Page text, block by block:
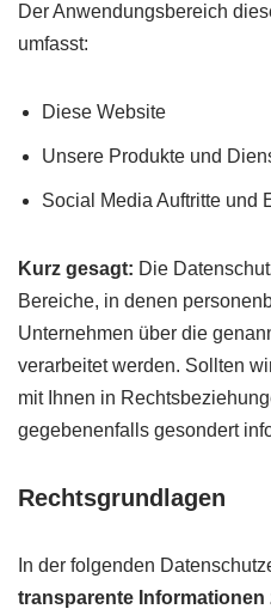
Der Anwendungsbereich
umfasst:
Diese Website
Unsere Produkte und
Social Media Auftritte und
Kurz gesagt: Die
Bereiche, in denen
Unternehmen über die
verarbeitet werden. Sollten
mit Ihnen in
gegebenenfalls gesondert
Rechtsgrundlagen
In der folgenden
transparente Informationen